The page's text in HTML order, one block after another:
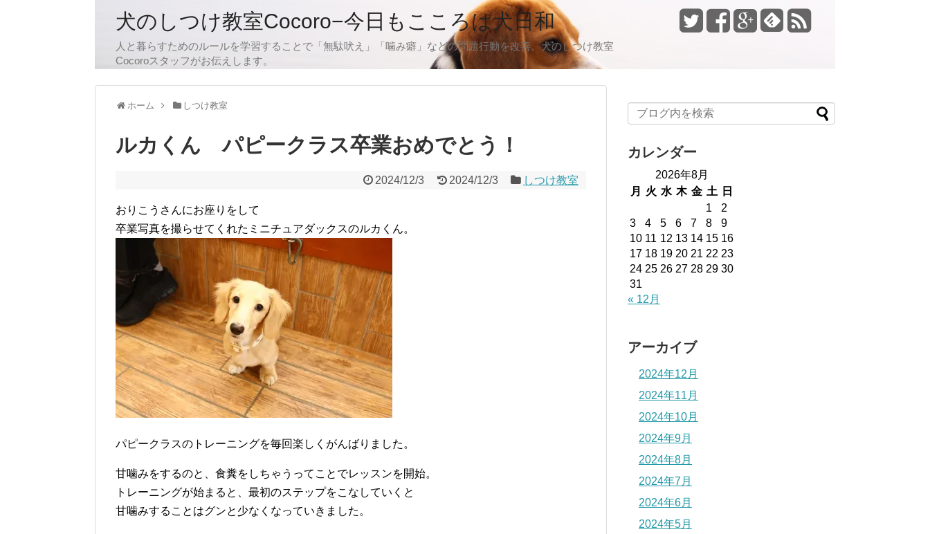
犬のしつけ教室Cocoro−今日もこころは犬日和
人と暮らすためのルールを学習することで「無駄吠え」「噛み癖」などの問題行動を改善。犬のしつけ教室
Cocoroスタッフがお伝えします。
ホーム しつけ教室
ルカくん パピークラス卒業おめでとう！
2024/12/3 2024/12/3 しつけ教室
おりこうさんにお座りをして
卒業写真を撮らせてくれたミニチュアダックスのルカくん。
パピークラスのトレーニングを毎回楽しくがんばりました。
甘噛みをするのと、食糞をしちゃうってことでレッスンを開始。
トレーニングが始まると、最初のステップをこなしていくと
甘噛みすることはグンと少なくなっていきました。
カレンダー
2026年8月
月
火 水 木 金 土
日
1
2
3
4 5 6 7 8
9
10 11 12 13 14 15 16
17 18 19 20 21 22 23
24 25 26 27 28 29 30
31
« 12月
アーカイブ
2024年12月
2024年11月
2024年10月
2024年9月
2024年8月
2024年7月
2024年6月
2024年5月